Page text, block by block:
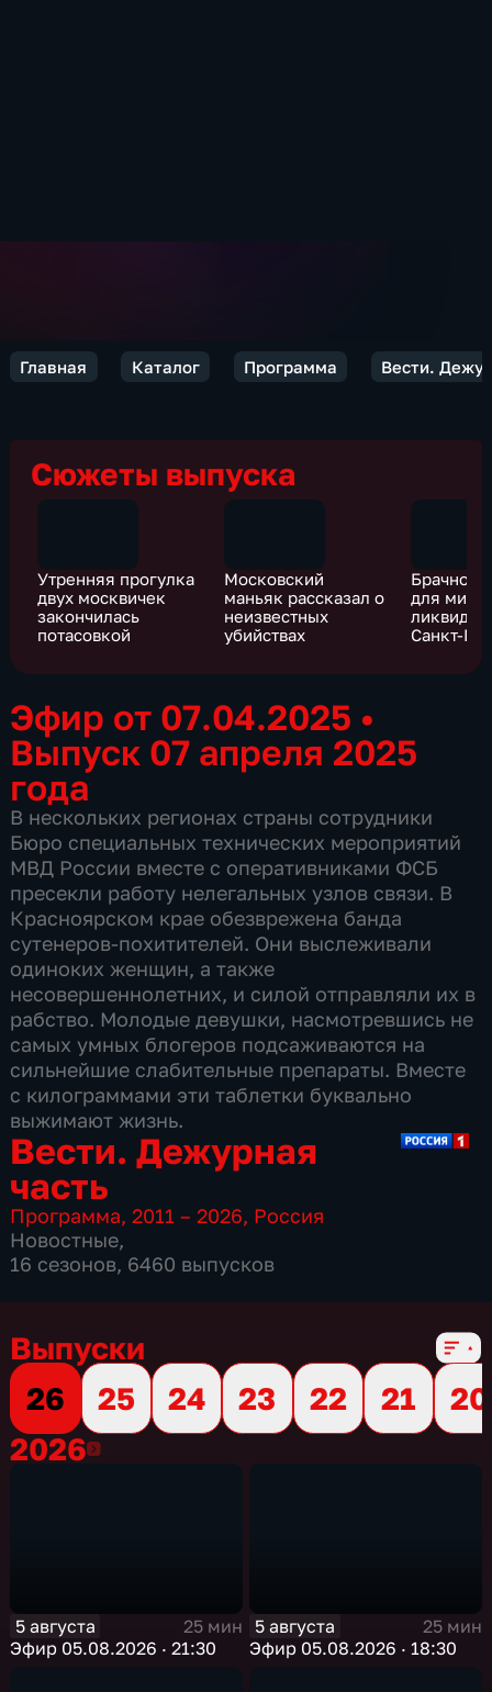
Главная Каталог Программа Вести.
Сюжеты выпуска
Утренняя прогулка
двух москвичек
закончилась
потасовкой
Московский
маньяк рассказал о
неизвестных
убийствах
Брачное
для
Санкт-
Эфир от 07.04.2025 •
Выпуск 07 апреля 2025
года
В нескольких регионах страны сотрудники
Бюро специальных технических мероприятий
МВД России вместе с оперативниками ФСБ
пресекли работу нелегальных узлов связи. В
Красноярском крае обезврежена банда
сутенеров-похитителей. Они выслеживали
одиноких женщин, а также
несовершеннолетних, и силой отправляли их в
рабство. Молодые девушки, насмотревшись не
самых умных блогеров подсаживаются на
сильнейшие слабительные препараты. Вместе
с килограммами эти таблетки буквально
выжимают жизнь.
Вести. Дежурная
часть
Программа,2011 – 2026, Россия
Новостные,
16 сезонов, 6460 выпусков
Выпуски
26
25 24 23 22 21
20
20262026
5 августа
25 мин
Эфир 05.08.2026 · 21:30
5 августа
25 мин
Эфир 05.08.2026 · 18:30